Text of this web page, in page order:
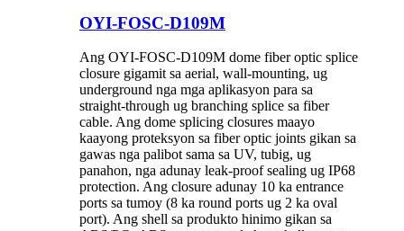
OYI-FOSC-D109M
Ang OYI-FOSC-D109M dome fiber optic splice
closure gigamit sa aerial, wall-mounting, ug
underground nga mga aplikasyon para sa
straight-through ug branching splice sa fiber
cable. Ang dome splicing closures maayo
kaayong proteksyon sa fiber optic joints gikan sa
gawas nga palibot sama sa UV, tubig, ug
panahon, nga adunay leak-proof sealing ug IP68
protection. Ang closure adunay 10 ka entrance
ports sa tumoy (8 ka round ports ug 2 ka oval
port). Ang shell sa produkto hinimo gikan sa